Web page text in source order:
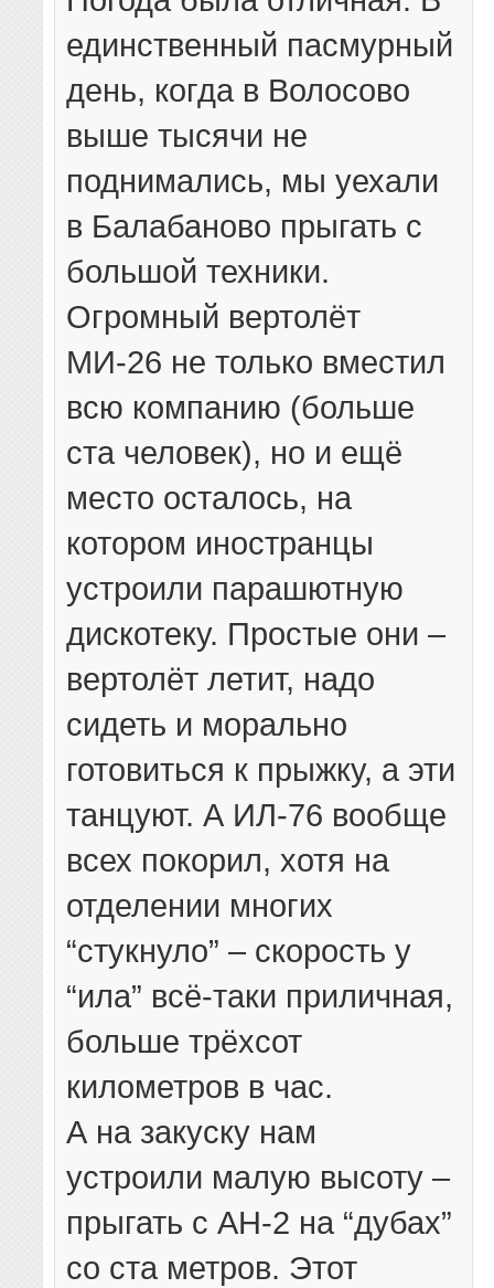
единственный пасмурный
день, когда в Волосово
выше тысячи не
поднимались, мы уехали
в Балабаново прыгать с
большой техники.
Огромный вертолёт
МИ-26 не только вместил
всю компанию (больше
ста человек), но и ещё
место осталось, на
котором иностранцы
устроили парашютную
дискотеку. Простые они –
вертолёт летит, надо
сидеть и морально
готовиться к прыжку, а эти
танцуют. А ИЛ-76 вообще
всех покорил, хотя на
отделении многих
“стукнуло” – скорость у
“ила” всё-таки приличная,
больше трёхсот
километров в час.
А на закуску нам
устроили малую высоту –
прыгать с АН-2 на “дубах”
со ста метров. Этот